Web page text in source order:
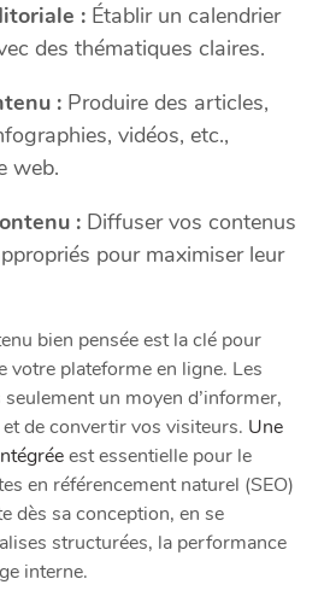
: Établir un calendrier
des thématiques claires.
: Produire des articles,
vidéos, etc.,
web.
: Diffuser vos contenus
pour maximiser leur
bien pensée est la clé pour
votre plateforme en ligne. Les
un moyen d’informer,
et de convertir vos visiteurs. Une
est essentielle pour le
en référencement naturel (SEO)
dès sa conception, en se
structurées, la performance
interne.